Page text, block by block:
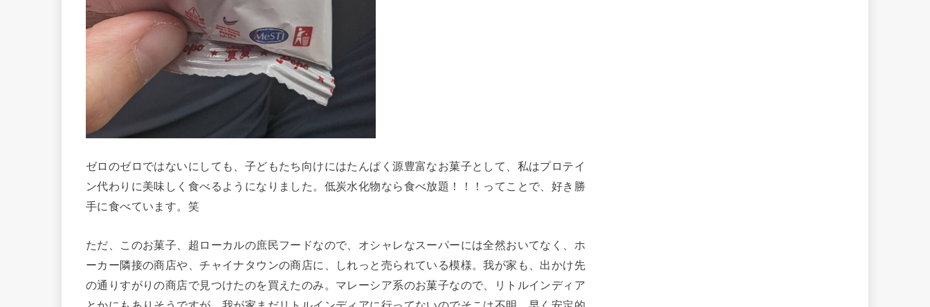
ゼロのゼロではないにしても、子どもたち向けにはたんぱく源豊富なお菓子として、私はプロテイ
ン代わりに美味しく食べるようになりました。低炭水化物なら食べ放題！！！ってことで、好き勝
手に食べています。笑
ただ、このお菓子、超ローカルの庶民フードなので、オシャレなスーパーには全然おいてなく、ホ
ーカー隣接の商店や、チャイナタウンの商店に、しれっと売られている模様。我が家も、出かけ先
の通りすがりの商店で見つけたのを買えたのみ。マレーシア系のお菓子なので、リトルインディア